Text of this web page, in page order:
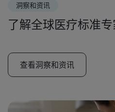
洞察和资讯
了解全球医疗标准
查看洞察和资讯